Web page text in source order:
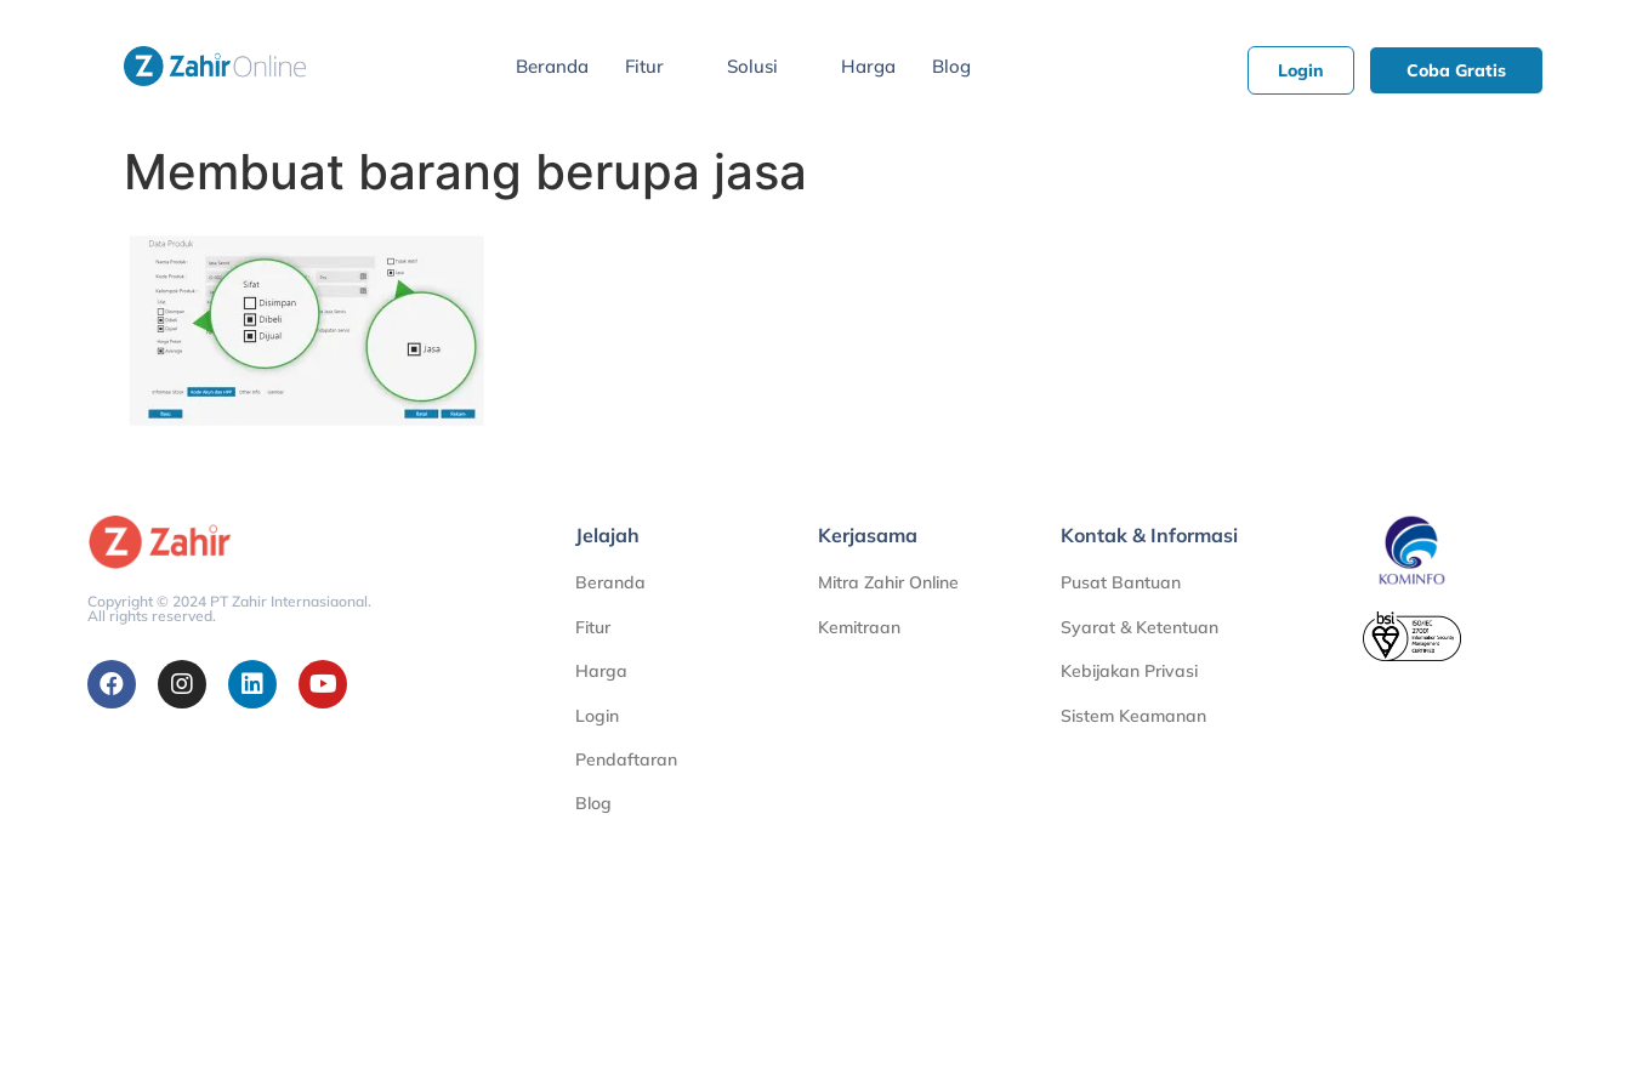
Beranda Fitur Solusi Harga Blog Login Coba Gratis
Membuat barang berupa jasa
Copyright © 2024 PT Zahir Internasiaonal.
All rights reserved.
Jelajah
Beranda
Fitur
Harga
Login
Pendaftaran
Blog
Kerjasama
Mitra Zahir Online
Kemitraan
Kontak & Informasi
Pusat Bantuan
Syarat & Ketentuan
Kebijakan Privasi
Sistem Keamanan